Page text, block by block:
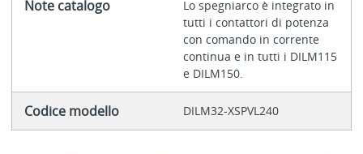
Note catalogo
Lo spegniarco è integrato in
tutti i contattori di potenza
con comando in corrente
continua e in tutti i DILM115
e DILM150.
Codice modello DILM32-XSPVL240